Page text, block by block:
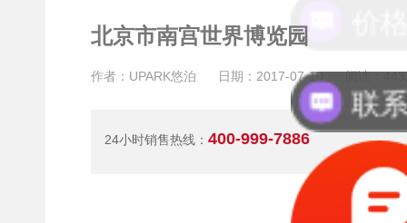
北京市南宫世界博览园
作者：UPARK悠泊 日期：2017-07-10 阅读：
24小时销售热线： 400-999-7886
联